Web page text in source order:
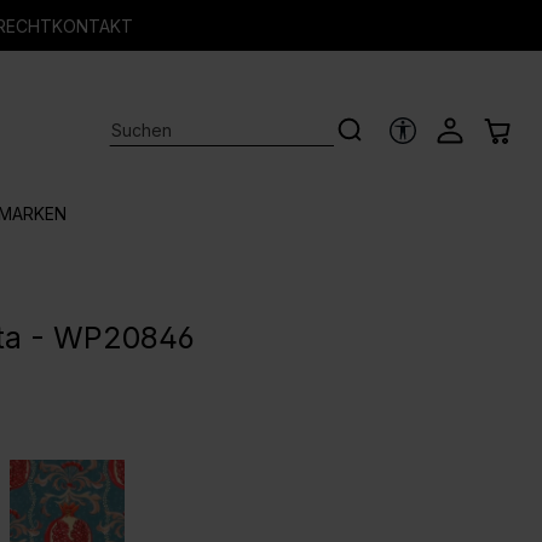
KONTAKT
HILFSTOOLS
MARKEN
- WP20846